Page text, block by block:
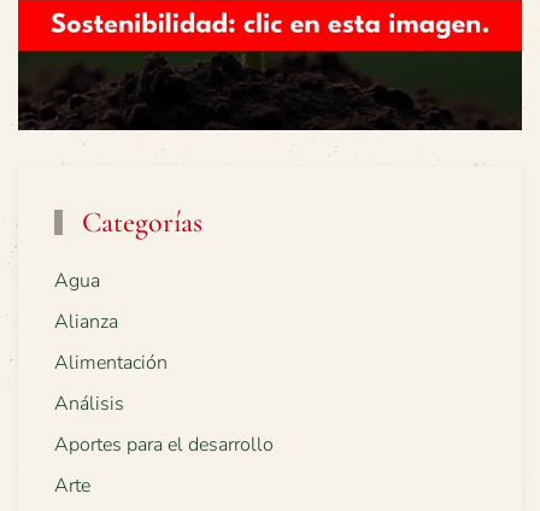
Categorías
Agua
Alianza
Alimentación
Análisis
Aportes para el desarrollo
Arte